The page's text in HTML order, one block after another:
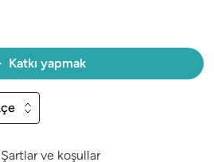
Şartlar ve koşullar
Katkı yapmak